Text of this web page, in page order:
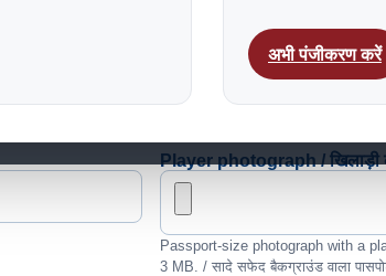
अभी पंजीकरण करें
Coach name / कोच का नाम *
Player photograph / खिलाड़ी
Passport-size photograph with a
3 MB. / सादे सफेद बैकग्राउंड वाला